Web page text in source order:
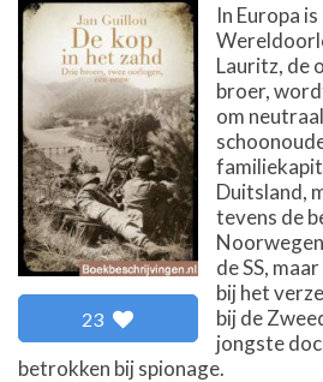
23
In Europa
Lauritz, de
broer,
om
Duitsland,
tevens de
de SS,
bij het
bij de
jongste
betrokken bij spionage.